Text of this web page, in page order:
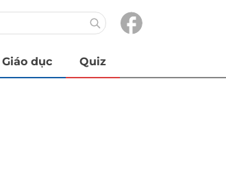
Giáo dục Quiz